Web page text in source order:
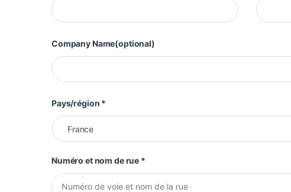
Company Name(optional)
Pays/région *
France
Numéro et nom de rue *